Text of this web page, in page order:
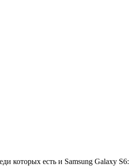
которых есть и Samsung Galaxy S6: